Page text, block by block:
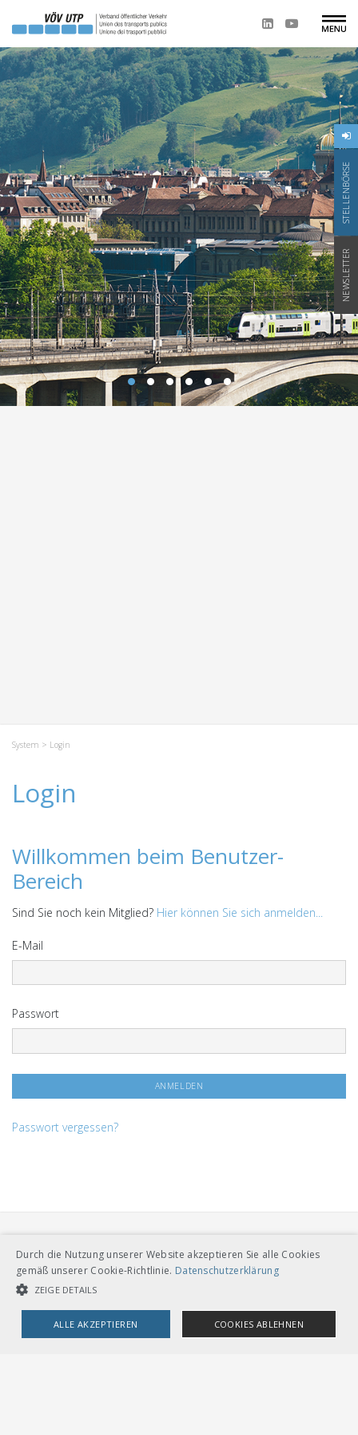
STELLENBÖRSE
NEWSLETTER
System > Login
Login
Willkommen beim Benutzer-
Bereich
Sind Sie noch kein Mitglied? Hier können Sie sich anmelden...
E-Mail
Passwort
Passwort vergessen?
VERBAND ÖFFENTLICHER VERKEHR
Dählhölzliweg 12
CH-3005 Bern
Durch die Nutzung unserer Website akzeptieren Sie alle Cookies
gemäß unserer Cookie-Richtlinie. Datenschutzerklärung
ZEIGE DETAILS
ALLE AKZEPTIEREN COOKIES ABLEHNEN